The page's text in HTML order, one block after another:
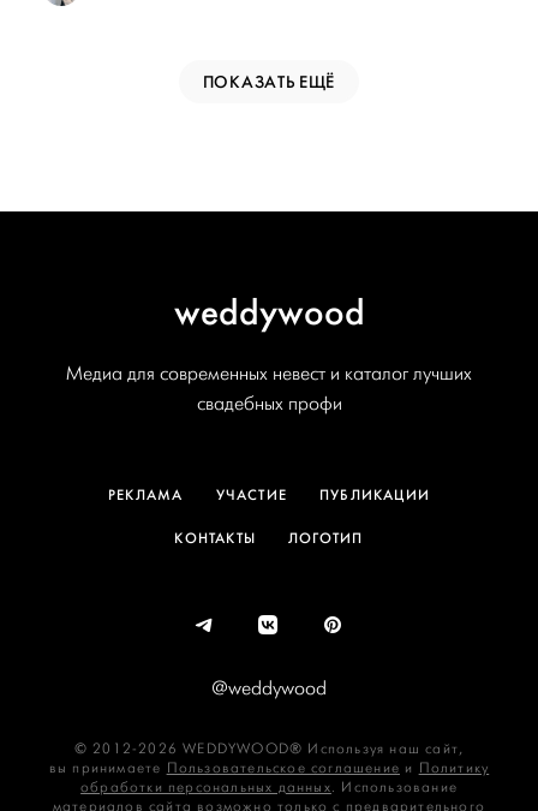
ПОКАЗАТЬ ЕЩЁ
weddywood
Медиа для современных невест и каталог лучших
свадебных профи
РЕКЛАМА УЧАСТИЕ ПУБЛИКАЦИИ
КОНТАКТЫ ЛОГОТИП
@weddywood
© 2012-2026 WEDDYWOOD® Используя наш сайт,
вы принимаете
Пользовательское соглашение и
Политику
обработки персональных данных. Использование
материалов сайта возможно только с предварительного